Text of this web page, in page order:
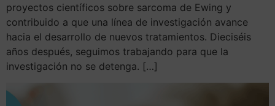
proyectos científicos sobre sarcoma de Ewing y
contribuido a que una línea de investigación avance
hacia el desarrollo de nuevos tratamientos. Dieciséis
años después, seguimos trabajando para que la
investigación no se detenga. […]